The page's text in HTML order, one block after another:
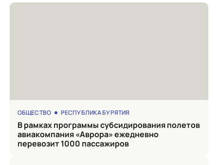
ОБЩЕСТВО РЕСПУБЛИКА БУРЯТИЯ
в рамках программы субсидирования полетов
авиакомпания «Аврора» ежедневно
перевозит 1000 пассажиров